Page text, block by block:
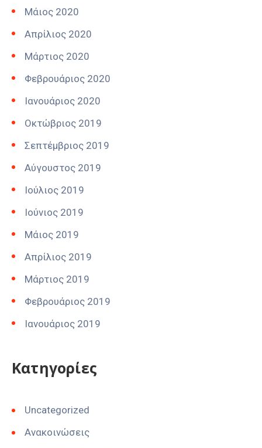
Μάιος 2020
Απρίλιος 2020
Μάρτιος 2020
Φεβρουάριος 2020
Ιανουάριος 2020
Οκτώβριος 2019
Σεπτέμβριος 2019
Αύγουστος 2019
Ιούλιος 2019
Ιούνιος 2019
Μάιος 2019
Απρίλιος 2019
Μάρτιος 2019
Φεβρουάριος 2019
Ιανουάριος 2019
Kατηγορίες
Uncategorized
Ανακοινώσεις